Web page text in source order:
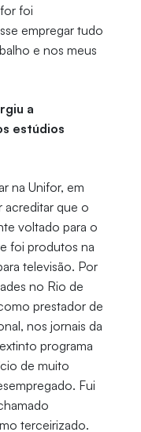
foi
empregar tudo
e nos meus
a
estúdios
na Unifor, em
acreditar que o
voltado para o
foi produtos na
televisão. Por
no Rio de
prestador de
nos jornais da
programa
de muito
Fui
terceirizado.